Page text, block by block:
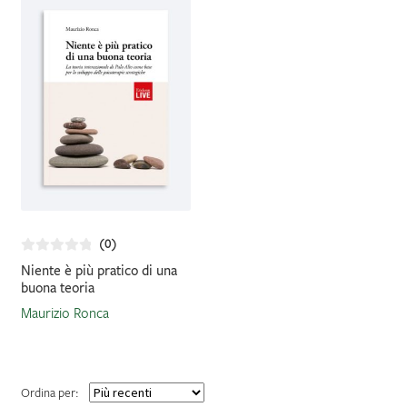
(0)
Niente è più pratico di una
buona teoria
Maurizio Ronca